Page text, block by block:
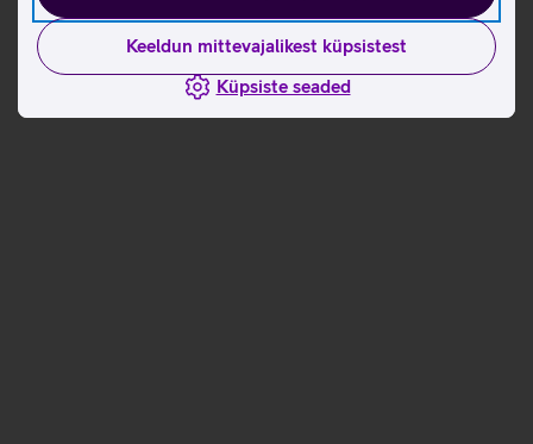
Keeldun mittevajalikest küpsistest
Küpsiste seaded